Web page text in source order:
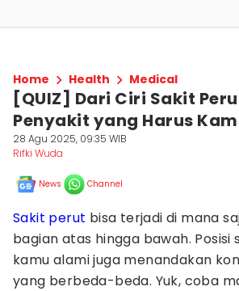
Home Health Medical
[QUIZ] Dari Ciri Sakit
Penyakit yang Harus
28 Agu 2025, 09:35 WIB
Rifki Wuda
News Channel
Sakit perut bisa terjadi di mana
bagian atas hingga bawah.
kamu alami juga menandakan
yang berbeda-beda. Yuk, coba